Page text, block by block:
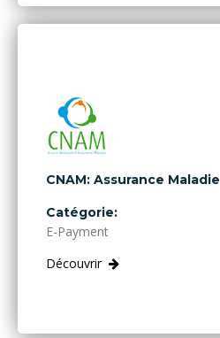
CNAM: Assurance Maladie
Catégorie:
E-Payment
Découvrir